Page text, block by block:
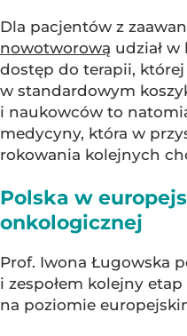
Dla pacjentów z
nowotworową udział
dostęp do terapii, której
w standardowym
i naukowców to
medycyny, która w
rokowania kolejnych
Polska w
onkologicznej
Prof. Iwona Ługowska
i zespołem kolejny
na poziomie